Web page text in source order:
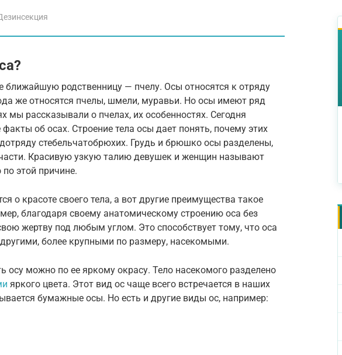
ближайшую родственницу — пчелу. Осы относятся к отряду
же относятся пчелы, шмели, муравьи. Но осы имеют ряд
мы рассказывали о пчелах, их особенностях. Сегодня
об осах. Строение тела осы дает понять, почему этих
стебельчатобрюхих. Грудь и брюшко осы разделены,
Красивую узкую талию девушек и женщин называют
этой причине.
о красоте своего тела, а вот другие преимущества такое
благодаря своему анатомическому строению оса без
жертву под любым углом. Это способствует тому, что оса
более крупными по размеру, насекомыми.
осу можно по ее яркому окрасу. Тело насекомого разделено
яркого цвета. Этот вид ос чаще всего встречается в наших
бумажные осы. Но есть и другие виды ос, например: